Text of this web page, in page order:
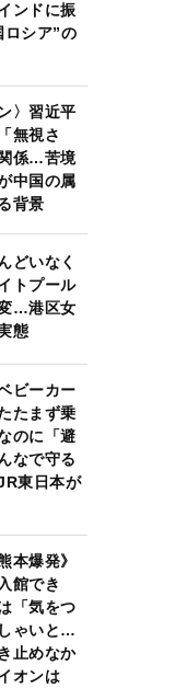
ンドに振
ロシア”の
〉習近平
無視さ
係…苦境
中国の属
背景
どいなく
トプール
…港区女
態
ビーカー
たまず乗
のに「避
なで守る
東日本が
本爆発》
館でき
「気をつ
ゃいと…
止めなか
オンは